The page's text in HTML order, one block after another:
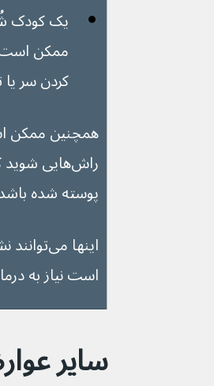
ممکن است
کردن سر
راش‌هایی
پوسته شده
است نیاز به
سایر